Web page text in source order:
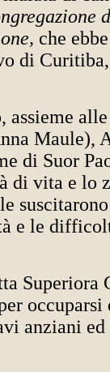
che
di
assieme
Maule),
di Suor
di vita e lo
e le
Superiora
anziani ed